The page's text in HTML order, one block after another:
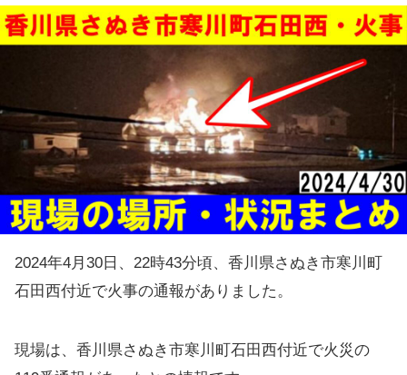
2024年4月30日、22時43分頃、香川県さぬき市寒川町
石田西付近で火事の通報がありました。
現場は、香川県さぬき市寒川町石田西付近で火災の